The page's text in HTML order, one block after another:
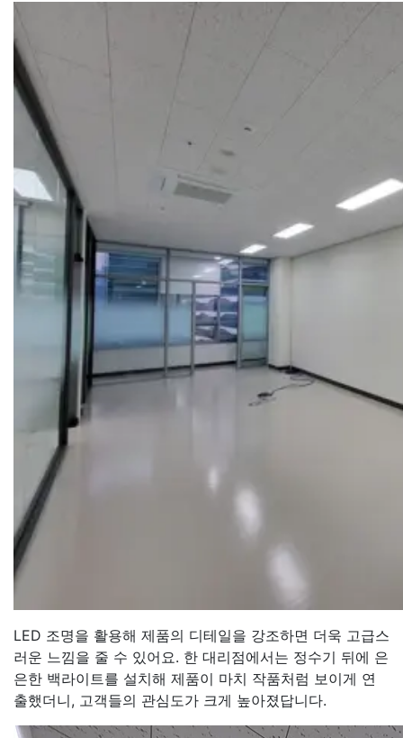
LED 조명을 활용해 제품의 디테일을 강조하면 더욱 고급스
러운 느낌을 줄 수 있어요. 한 대리점에서는 정수기 뒤에 은
은한 백라이트를 설치해 제품이 마치 작품처럼 보이게 연
출했더니, 고객들의 관심도가 크게 높아졌답니다.